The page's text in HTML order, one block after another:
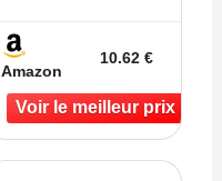
Double Crochet
de Suspension
Renforcé –
Accessoire
Trottinette
Électrique Avant
pour Transport
Amazon
10.62 €